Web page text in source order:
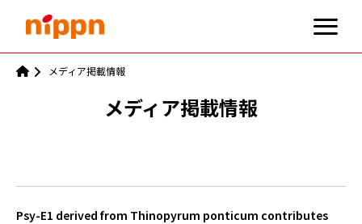
メディア掲載情報
メディア掲載情報
Psy-E1 derived from Thinopyrum ponticum contributes